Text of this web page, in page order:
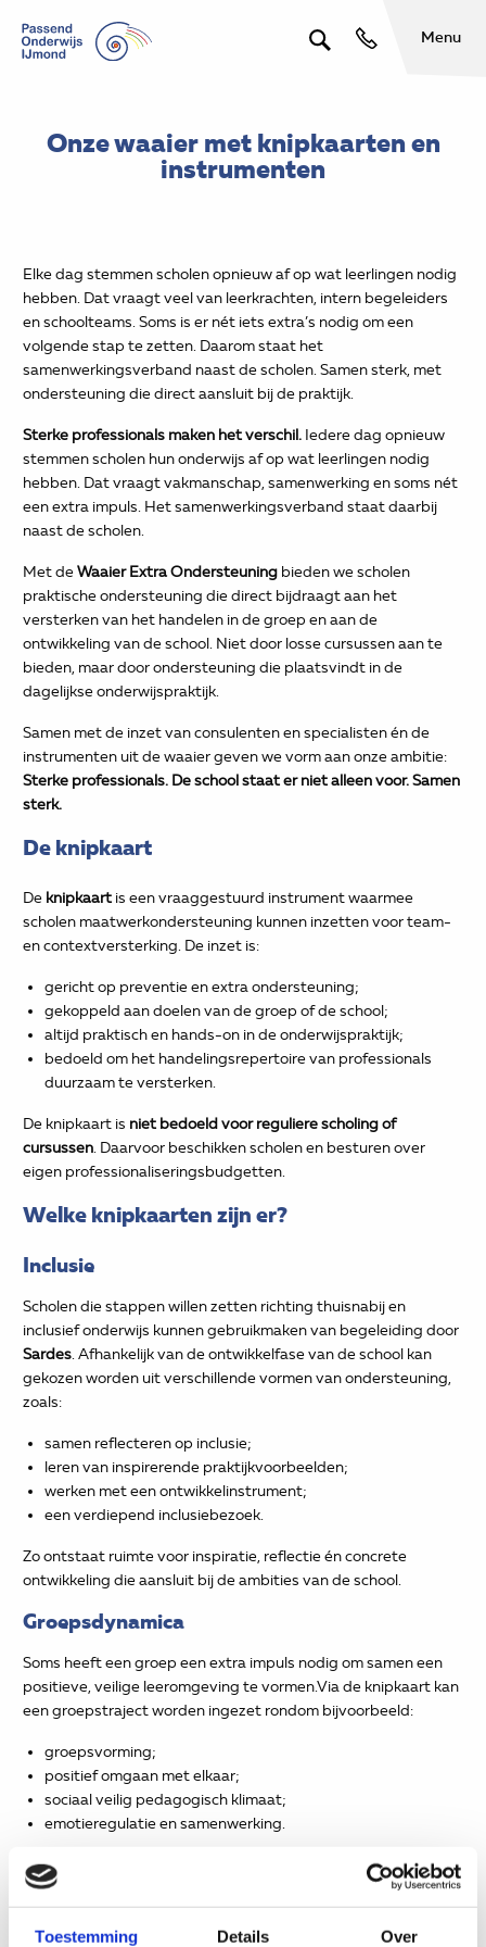
Toestemming Details Over
Menu
Onze waaier met knipkaarten en
instrumenten
Elke dag stemmen scholen opnieuw af op wat leerlingen nodig
hebben. Dat vraagt veel van leerkrachten, intern begeleiders
en schoolteams. Soms is er nét iets extra’s nodig om een
volgende stap te zetten. Daarom staat het
samenwerkingsverband naast de scholen. Samen sterk, met
ondersteuning die direct aansluit bij de praktijk.
Sterke professionals maken het verschil. Iedere dag opnieuw
stemmen scholen hun onderwijs af op wat leerlingen nodig
hebben. Dat vraagt vakmanschap, samenwerking en soms nét
een extra impuls. Het samenwerkingsverband staat daarbij
naast de scholen.
Met deWaaier Extra Ondersteuning bieden we scholen
praktische ondersteuning die direct bijdraagt aan het
versterken van het handelen in de groep en aan de
ontwikkeling van de school. Niet door losse cursussen aan te
bieden, maar door ondersteuning die plaatsvindt in de
dagelijkse onderwijspraktijk.
Samen met de inzet van consulenten en specialisten én de
instrumenten uit de waaier geven we vorm aan onze ambitie:
Sterke professionals. De school staat er niet alleen voor. Samen
sterk.
De knipkaart
De knipkaart is een vraaggestuurd instrument waarmee
scholen maatwerkondersteuning kunnen inzetten voor team-
en contextversterking. De inzet is:
gericht op preventie en extra ondersteuning;
gekoppeld aan doelen van de groep of de school;
altijd praktisch en hands-on in de onderwijspraktijk;
bedoeld om het handelingsrepertoire van professionals
duurzaam te versterken.
De knipkaart is niet bedoeld voor reguliere scholing of
cursussen. Daarvoor beschikken scholen en besturen over
eigen professionaliseringsbudgetten.
Welke knipkaarten zijn er?
Inclusie
Scholen die stappen willen zetten richting thuisnabij en
inclusief onderwijs kunnen gebruikmaken van begeleiding door
Sardes. Afhankelijk van de ontwikkelfase van de school kan
gekozen worden uit verschillende vormen van ondersteuning,
zoals:
samen reflecteren op inclusie;
leren van inspirerende praktijkvoorbeelden;
werken met een ontwikkelinstrument;
een verdiepend inclusiebezoek.
Zo ontstaat ruimte voor inspiratie, reflectie én concrete
ontwikkeling die aansluit bij de ambities van de school.
Groepsdynamica
Soms heeft een groep een extra impuls nodig om samen een
positieve, veilige leeromgeving te vormen.Via de knipkaart kan
een groepstraject worden ingezet rondom bijvoorbeeld:
groepsvorming;
positief omgaan met elkaar;
sociaal veilig pedagogisch klimaat;
emotieregulatie en samenwerking.
De inzet sluit altijd aan op wat de school zelf al doet en heeft
als doel dat het geleerde duurzaam wordt ingebed in de
school.